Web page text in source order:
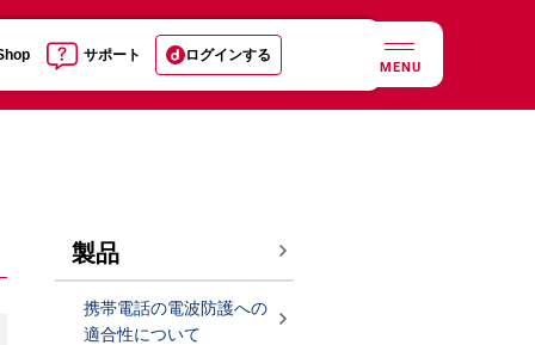
サポート ログインする
MENU
製品
携帯電話の電波防護への
適合性について